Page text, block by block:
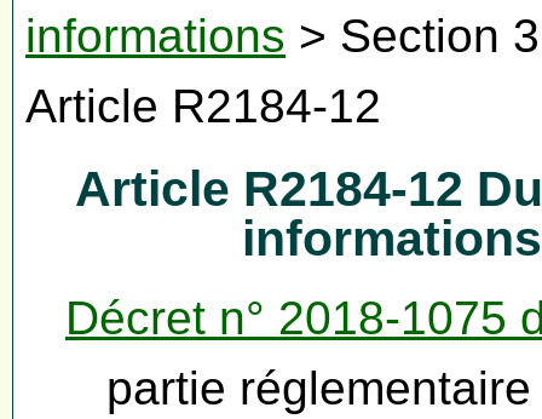
informations > Section
Article R2184-12
Article R2184-12
Décret n° 2018-1075
partie